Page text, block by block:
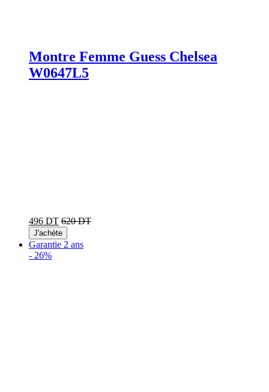
Montre Femme Guess Chelsea
W0647L5
496 DT 620 DT
J'achète
Garantie 2 ans
- 26%